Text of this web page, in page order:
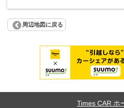
周辺地図に戻る
Times CAR ホ